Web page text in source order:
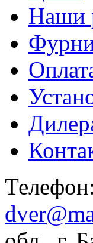
Наши
Телефон: